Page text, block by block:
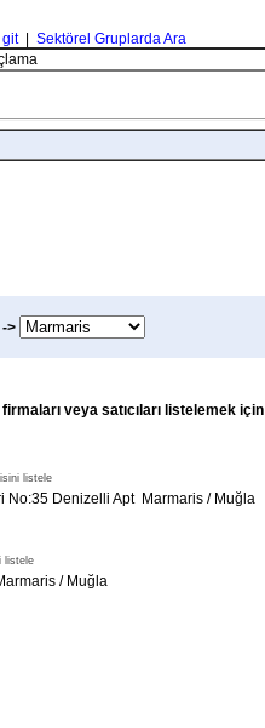
| Sektörel Gruplarda Ara
>
veya satıcıları listelemek için
listele
No:35 Denizelli Apt Marmaris / Muğla
listele
/ Muğla